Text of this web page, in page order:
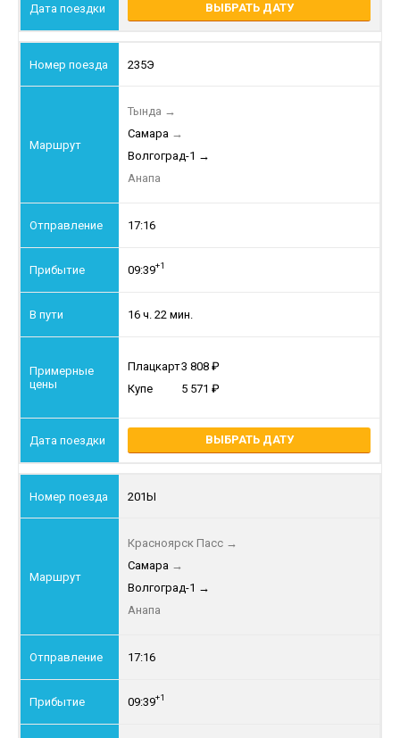
ВЫБРАТЬ ДАТУ
235Э
Тында →
Самара →
Волгоград-1 →
Анапа
17:16
09:39+1
16 ч. 22 мин.
Плацкарт3 808
Купе
5 571
ВЫБРАТЬ ДАТУ
201Ы
Красноярск Пасс →
Самара →
Волгоград-1 →
Анапа
17:16
09:39+1